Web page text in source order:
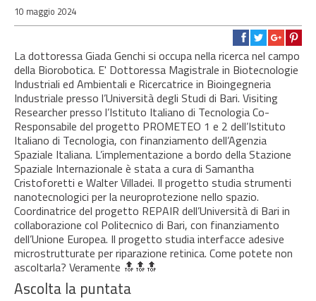
10 maggio 2024
La dottoressa Giada Genchi si occupa nella ricerca nel campo
della Biorobotica. E' Dottoressa Magistrale in Biotecnologie
Industriali ed Ambientali e Ricercatrice in Bioingegneria
Industriale presso l’Università degli Studi di Bari. Visiting
Researcher presso l’Istituto Italiano di Tecnologia Co-
Responsabile del progetto PROMETEO 1 e 2 dell’Istituto
Italiano di Tecnologia, con finanziamento dell’Agenzia
Spaziale Italiana. L’implementazione a bordo della Stazione
Spaziale Internazionale è stata a cura di Samantha
Cristoforetti e Walter Villadei. Il progetto studia strumenti
nanotecnologici per la neuroprotezione nello spazio.
Coordinatrice del progetto REPAIR dell’Università di Bari in
collaborazione col Politecnico di Bari, con finanziamento
dell’Unione Europea. Il progetto studia interfacce adesive
microstrutturate per riparazione retinica. Come potete non
ascoltarla? Veramente 🔝🔝🔝
Ascolta la puntata